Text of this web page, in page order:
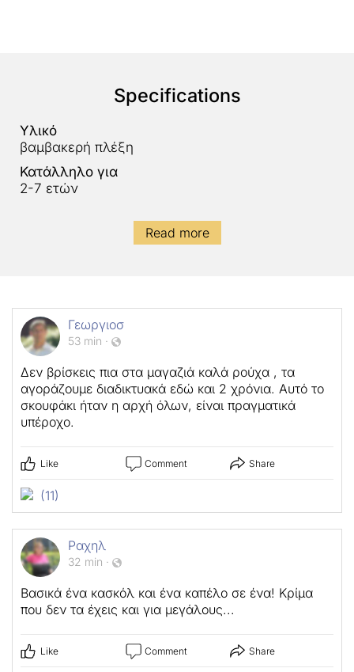
Specifications
Υλικό
βαμβακερή πλέξη
Κατάλληλο για
2-7 ετών
Read more
Γεωργιοσ
53 min ·
Δεν βρίσκεις πια στα μαγαζιά καλά ρούχα , τα
αγοράζουμε διαδικτυακά εδώ και 2 χρόνια. Αυτό το
σκουφάκι ήταν η αρχή όλων, είναι πραγματικά
υπέροχο.
Like Comment Share
(11)
Ραχηλ
32 min ·
Βασικά ένα κασκόλ και ένα καπέλο σε ένα! Κρίμα
που δεν τα έχεις και για μεγάλους...
Like Comment Share